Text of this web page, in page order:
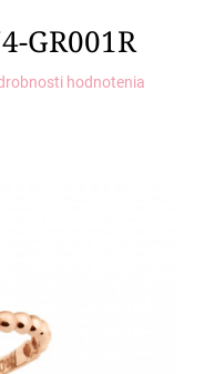
GR001R
hodnotenia